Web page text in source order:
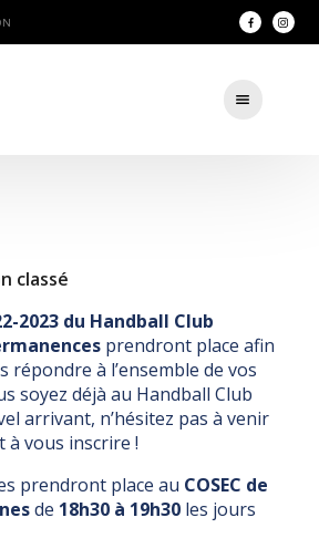
classé
2023 du Handball Club
prendront place afin
répondre à l’ensemble de vos
soyez déjà au Handball Club
arrivant, n’hésitez pas à venir
vous inscrire !
prendront place au COSEC de
de 18h30 à 19h30 les jours